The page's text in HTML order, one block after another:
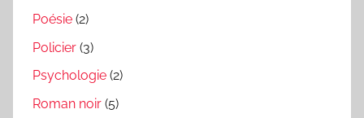
Poésie (2)
Policier (3)
Psychologie (2)
Roman noir (5)